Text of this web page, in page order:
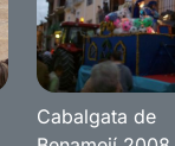
Cabalgata de